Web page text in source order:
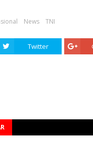
News TNI
Twitter